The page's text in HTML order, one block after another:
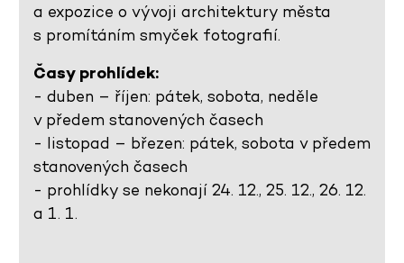
a expozice o vývoji architektury města
s promítáním smyček fotografií.
Časy prohlídek:
- duben – říjen: pátek, sobota, neděle
v předem stanovených časech
- listopad – březen: pátek, sobota v předem
stanovených časech
- prohlídky se nekonají 24. 12., 25. 12., 26. 12.
a 1. 1.